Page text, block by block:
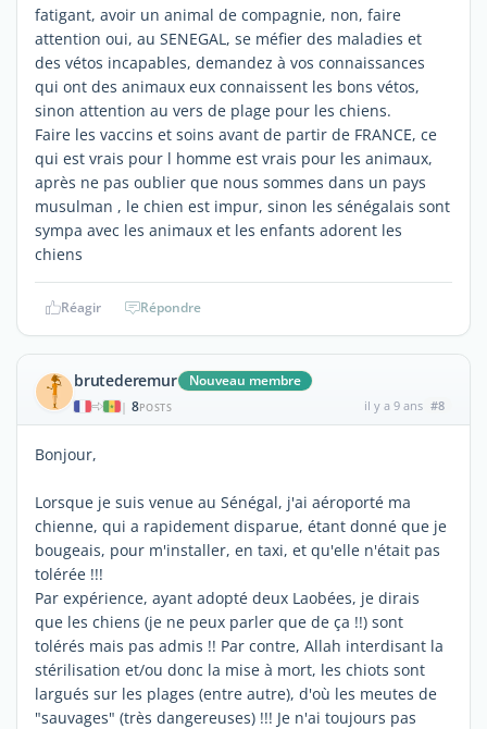
fatigant, avoir un animal de compagnie, non, faire
attention oui, au SENEGAL, se méfier des maladies et
des vétos incapables, demandez à vos connaissances
qui ont des animaux eux connaissent les bons vétos,
sinon attention au vers de plage pour les chiens.
Faire les vaccins et soins avant de partir de FRANCE, ce
qui est vrais pour l homme est vrais pour les animaux,
après ne pas oublier que nous sommes dans un pays
musulman , le chien est impur, sinon les sénégalais sont
sympa avec les animaux et les enfants adorent les
chiens
Réagir Répondre
brutederemur Nouveau membre
| 8POSTS il y a 9 ans #8
Bonjour,
Lorsque je suis venue au Sénégal, j'ai aéroporté ma
chienne, qui a rapidement disparue, étant donné que je
bougeais, pour m'installer, en taxi, et qu'elle n'était pas
tolérée !!!
Par expérience, ayant adopté deux Laobées, je dirais
que les chiens (je ne peux parler que de ça !!) sont
tolérés mais pas admis !! Par contre, Allah interdisant la
stérilisation et/ou donc la mise à mort, les chiots sont
largués sur les plages (entre autre), d'où les meutes de
"sauvages" (très dangereuses) !!! Je n'ai toujours pas